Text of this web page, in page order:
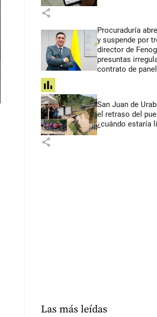
share
Procuraduría
y suspende por
director de
presuntas
contrato de
share
San Juan de
el retraso del
¿cuándo estaría
share
Las más leídas